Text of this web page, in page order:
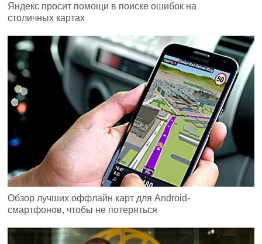
Яндекс просит помощи в поиске ошибок на
столичных картах
Обзор лучших оффлайн карт для Android-
смартфонов, чтобы не потеряться